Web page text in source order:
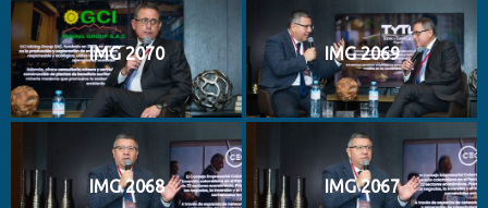
IMG 2070 IMG 2069
IMG 2068 IMG 2067